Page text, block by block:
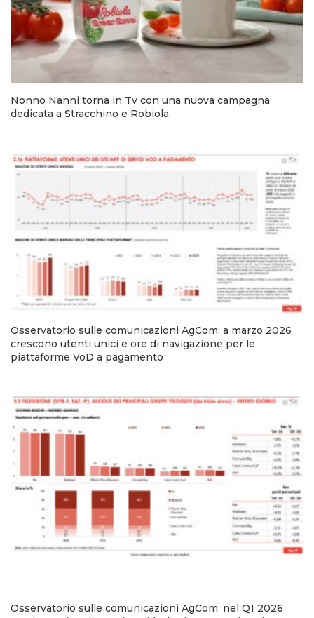
Nonno Nanni torna in Tv con una nuova campagna
dedicata a Stracchino e Robiola
Osservatorio sulle comunicazioni AgCom: a marzo 2026
crescono utenti unici e ore di navigazione per le
piattaforme VoD a pagamento
Osservatorio sulle comunicazioni AgCom: nel Q1 2026